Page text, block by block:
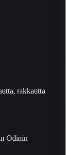
rakkautta
Odinin